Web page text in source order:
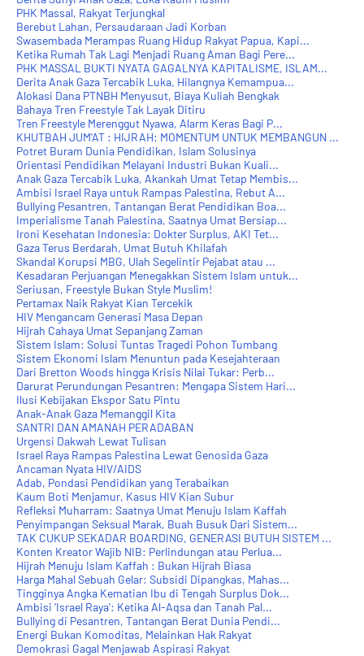
PHK Massal, Rakyat Terjungkal
Berebut Lahan, Persaudaraan Jadi Korban
Swasembada Merampas Ruang Hidup Rakyat Papua, Kapi...
Ketika Rumah Tak Lagi Menjadi Ruang Aman Bagi Pere...
PHK MASSAL BUKTI NYATA GAGALNYA KAPITALISME, ISLAM...
Derita Anak Gaza Tercabik Luka, Hilangnya Kemampua...
Alokasi Dana PTNBH Menyusut, Biaya Kuliah Bengkak
Bahaya Tren Freestyle Tak Layak Ditiru
Tren Freestyle Merenggut Nyawa, Alarm Keras Bagi P...
KHUTBAH JUM'AT : HIJRAH: MOMENTUM UNTUK MEMBANGUN ...
Potret Buram Dunia Pendidikan, Islam Solusinya
Orientasi Pendidikan Melayani Industri Bukan Kuali...
Anak Gaza Tercabik Luka, Akankah Umat Tetap Membis...
Ambisi Israel Raya untuk Rampas Palestina, Rebut A...
Bullying Pesantren, Tantangan Berat Pendidikan Boa...
Imperialisme Tanah Palestina, Saatnya Umat Bersiap...
Ironi Kesehatan Indonesia: Dokter Surplus, AKI Tet...
Gaza Terus Berdarah, Umat Butuh Khilafah
Skandal Korupsi MBG, Ulah Segelintir Pejabat atau ...
Kesadaran Perjuangan Menegakkan Sistem Islam untuk...
Seriusan, Freestyle Bukan Style Muslim!
Pertamax Naik Rakyat Kian Tercekik
HIV Mengancam Generasi Masa Depan
Hijrah Cahaya Umat Sepanjang Zaman
Sistem Islam: Solusi Tuntas Tragedi Pohon Tumbang
Sistem Ekonomi Islam Menuntun pada Kesejahteraan
Dari Bretton Woods hingga Krisis Nilai Tukar: Perb...
Darurat Perundungan Pesantren: Mengapa Sistem Hari...
Ilusi Kebijakan Ekspor Satu Pintu
Anak-Anak Gaza Memanggil Kita
SANTRI DAN AMANAH PERADABAN
Urgensi Dakwah Lewat Tulisan
Israel Raya Rampas Palestina Lewat Genosida Gaza
Ancaman Nyata HIV/AIDS
Adab, Pondasi Pendidikan yang Terabaikan
Kaum Boti Menjamur, Kasus HIV Kian Subur
Refleksi Muharram: Saatnya Umat Menuju Islam Kaffah
Penyimpangan Seksual Marak, Buah Busuk Dari Sistem...
TAK CUKUP SEKADAR BOARDING, GENERASI BUTUH SISTEM ...
Konten Kreator Wajib NIB: Perlindungan atau Perlua...
Hijrah Menuju Islam Kaffah : Bukan Hijrah Biasa
Harga Mahal Sebuah Gelar: Subsidi Dipangkas, Mahas...
Tingginya Angka Kematian Ibu di Tengah Surplus Dok...
Ambisi 'Israel Raya': Ketika Al-Aqsa dan Tanah Pal...
Bullying di Pesantren, Tantangan Berat Dunia Pendi...
Energi Bukan Komoditas, Melainkan Hak Rakyat
Demokrasi Gagal Menjawab Aspirasi Rakyat